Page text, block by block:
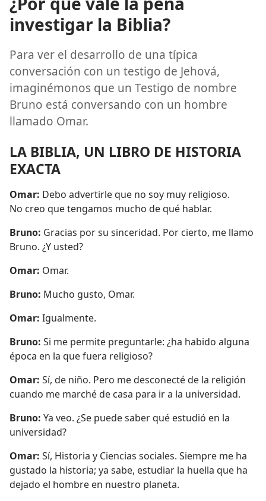
investigar la Biblia?
Para ver el desarrollo de una típica
conversación con un testigo de Jehová,
imaginémonos que un Testigo de nombre
Bruno está conversando con un hombre
llamado Omar.
LA BIBLIA, UN LIBRO DE HISTORIA
EXACTA
Omar: Debo advertirle que no soy muy religioso.
No creo que tengamos mucho de qué hablar.
Bruno: Gracias por su sinceridad. Por cierto, me llamo
Bruno. ¿Y usted?
Omar: Omar.
Bruno: Mucho gusto, Omar.
Omar: Igualmente.
Bruno: Si me permite preguntarle: ¿ha habido alguna
época en la que fuera religioso?
Omar: Sí, de niño. Pero me desconecté de la religión
cuando me marché de casa para ir a la universidad.
Bruno: Ya veo. ¿Se puede saber qué estudió en la
universidad?
Omar: Sí, Historia y Ciencias sociales. Siempre me ha
gustado la historia; ya sabe, estudiar la huella que ha
dejado el hombre en nuestro planeta.